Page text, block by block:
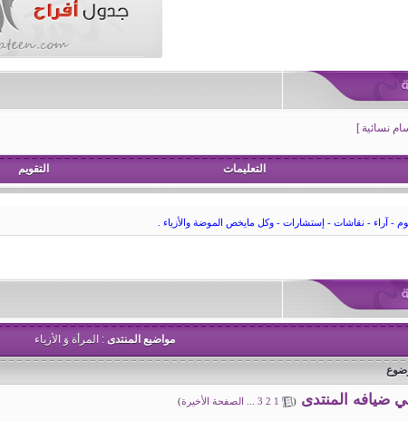
نسائية ]
التعليمات التقويم
- آراء - نقاشات - إستشارات - وكل مايخص الموضة والأزياء .
مواضيع المنتدى : المرأة وَ الأزياء
ضيافه المنتدى (
1
2
3 الصفحة الأخيرة)